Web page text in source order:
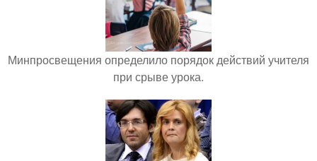
Минпросвещения определило порядок действий учителя
при срыве урока.